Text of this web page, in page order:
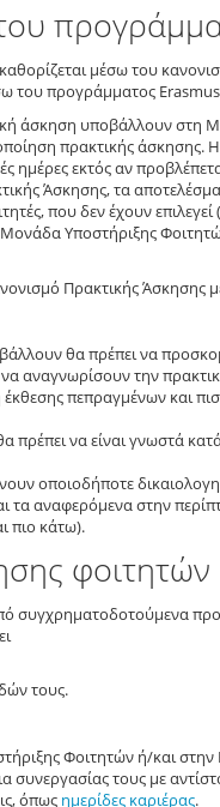
μέσω του
του προγράμματος
άσκηση υποβάλλουν στη
πρακτικής άσκησης.
ημέρες εκτός αν
Άσκησης, τα
που δεν έχουν
Υποστήριξης
Πρακτικής
θα πρέπει να
να αναγνωρίσουν την
πεπραγμένων και
να είναι γνωστά
οποιοδήποτε
αναφερόμενα στην
πιο κάτω).
φοιτητών
συγχρηματοδοτούμενα
τους.
Φοιτητών ή/και
τους με
όπως ημερίδες καριέρας.